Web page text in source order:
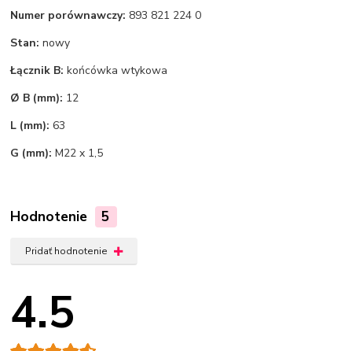
Numer porównawczy: 893 821 224 0
Stan: nowy
Łącznik B: końcówka wtykowa
Ø B (mm): 12
L (mm): 63
G (mm): M22 x 1,5
Hodnotenie 5
Pridať hodnotenie
4.5